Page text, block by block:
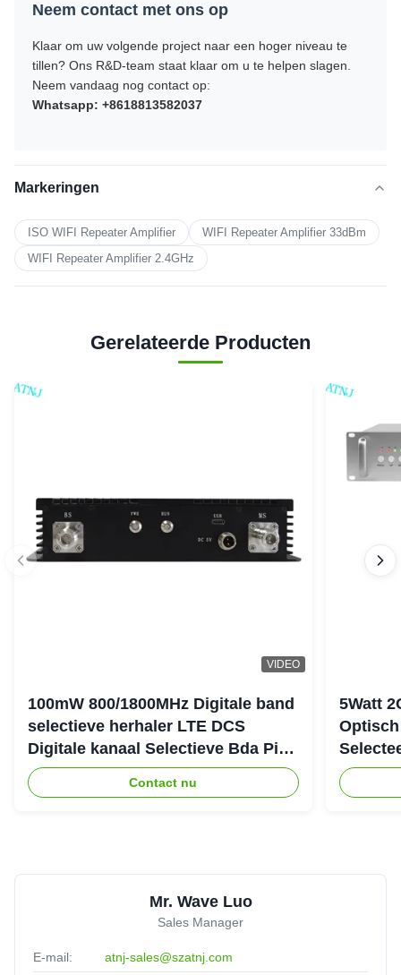
Neem contact met ons op
Klaar om uw volgende project naar een hoger niveau te
tillen? Ons R&D-team staat klaar om u te helpen slagen.
Neem vandaag nog contact op:
Whatsapp: +8618813582037
Markeringen
ISO WIFI Repeater Amplifier
WIFI Repeater Amplifier 33dBm
WIFI Repeater Amplifier 2.4GHz
Gerelateerde Producten
VIDEO
100mW 800/1800MHz Digitale band
selectieve herhaler LTE DCS
Digitale kanaal Selectieve Bda Pico
herhaler
Contact nu
5Watt
Mr. Wave Luo
Sales Manager
E-mail: atnj-sales@szatnj.com